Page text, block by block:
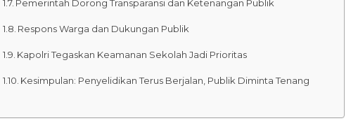
Pemerintah Dorong Transparansi dan Ketenangan Publik
Respons Warga dan Dukungan Publik
Kapolri Tegaskan Keamanan Sekolah Jadi Prioritas
Kesimpulan: Penyelidikan Terus Berjalan, Publik Diminta Tenang